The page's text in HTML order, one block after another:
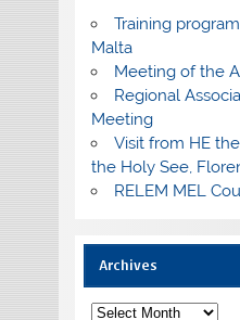
Training
Malta
Meeting of the
Regional
Meeting
Visit from HE
the Holy See,
RELEM MEL
Archives
Archives